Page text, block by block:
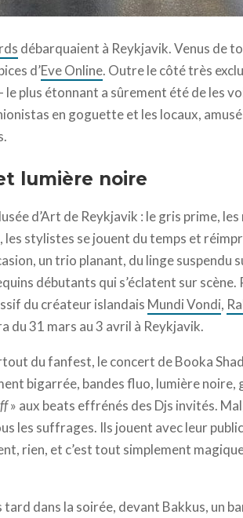
débarquaient à Reykjavik. Venus de
d’Eve Online. Outre le côté très
le plus étonnant a sûrement été de les
en goguette et les locaux,
lumière noire
d’Art de Reykjavik : le gris prime,
stylistes se jouent du temps et
un trio planant, du linge suspendu
débutants qui s’éclatent sur scène.
du créateur islandais Mundi Vondi,
du 31 mars au 3 avril à Reykjavik.
du fanfest, le concert de Booka
bigarrée, bandes fluo, lumière noire,
» aux beats effrénés des Djs invités.
les suffrages. Ils jouent avec leur
rien, et c’est tout simplement
dans la soirée, devant Bakkus, un bar